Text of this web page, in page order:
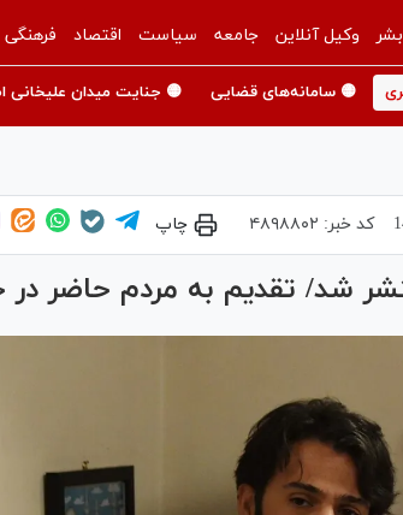
وکیل آنلاین جامعه سیاست اقتصاد فرهنگی
🟡 سامانه‌های قضایی 🟡 جنایت میدان علیخانی
کد خبر: ۴۸۹۸۸۰۲ چاپ
شد/ تقدیم به مردم حاضر در